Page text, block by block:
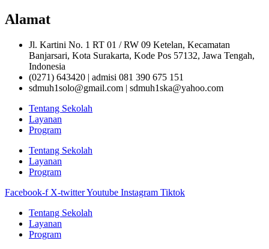
Alamat
Jl. Kartini No. 1 RT 01 / RW 09 Ketelan, Kecamatan
Banjarsari, Kota Surakarta, Kode Pos 57132, Jawa Tengah,
Indonesia
(0271) 643420 | admisi 081 390 675 151
sdmuh1solo@gmail.com | sdmuh1ska@yahoo.com
Tentang Sekolah
Layanan
Program
Tentang Sekolah
Layanan
Program
Facebook-f X-twitterYoutube Instagram Tiktok
Tentang Sekolah
Layanan
Program